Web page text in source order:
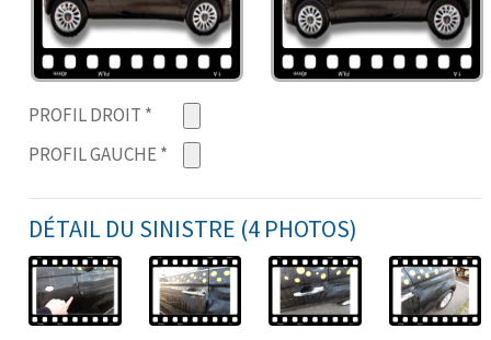
PROFIL DROIT *
PROFIL GAUCHE*
DÉTAIL DU SINISTRE (4 PHOTOS)